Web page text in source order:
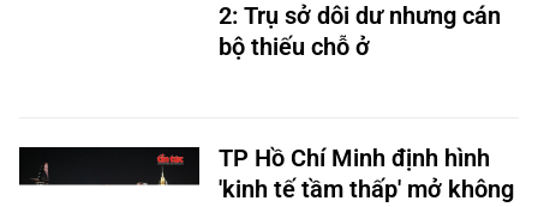
2: Trụ sở dôi dư nhưng cán
bộ thiếu chỗ ở
TP Hồ Chí Minh định hình
'kinh tế tầm thấp' mở không